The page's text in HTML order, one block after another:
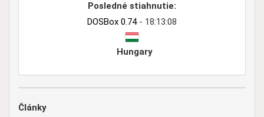
Posledné stiahnutie:
DOSBox 0.74- 18:13:08
Hungary
Články